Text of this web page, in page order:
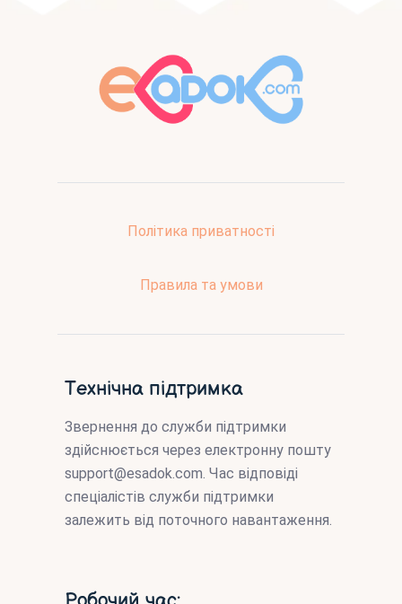
Політика приватності
Правила та умови
Технічна підтримка
Звернення до служби підтримки
здійснюється через електронну пошту
support@esadok.com. Час відповіді
спеціалістів служби підтримки
залежить від поточного навантаження.